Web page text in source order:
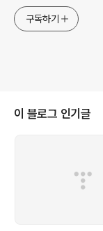
구독하기
이 블로그 인기글